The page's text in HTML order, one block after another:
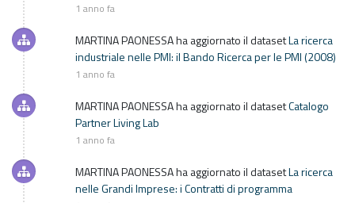
1 anno fa
MARTINA PAONESSAha aggiornato il datasetLa ricerca
industriale nelle PMI: il Bando Ricerca per le PMI (2008)
1 anno fa
MARTINA PAONESSAha aggiornato il datasetCatalogo
Partner Living Lab
1 anno fa
MARTINA PAONESSAha aggiornato il datasetLa ricerca
nelle Grandi Imprese: i Contratti di programma